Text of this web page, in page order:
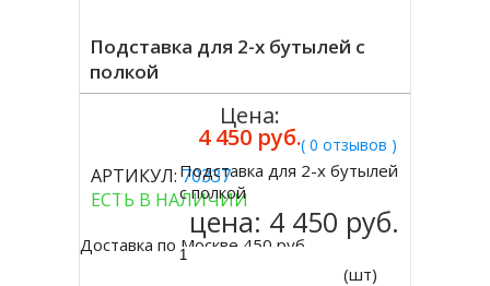
Подставка для 2-х бутылей с
полкой
( 0 отзывов )
АРТИКУЛ:70337
ЕСТЬ В НАЛИЧИИ
Доставка по Москве 450 руб.
Цена:
4 450 руб.
Купить
Подставка для 2-х бутылей
с полкой
цена: 4 450 руб.
(шт)